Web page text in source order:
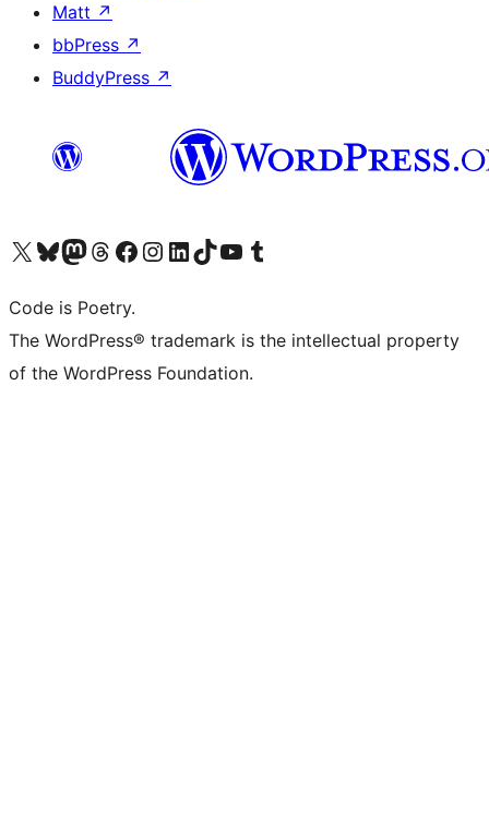
Matt ↗
bbPress ↗
BuddyPress ↗
Visita il nostro account X (ex Twitter)
Visita il nostro account Bluesky
Visita il nostro account Mastodon
Visita il nostro account Threads
Visita la nostra pagina Facebook
Visita il nostro account Instagram
Visita il nostro account LinkedIn
Visita il nostro account TikTok
Visita il nostro canale YouTube
Visita il nostro account Tumblr
Code is Poetry.
The WordPress® trademark is the intellectual property
of the WordPress Foundation.